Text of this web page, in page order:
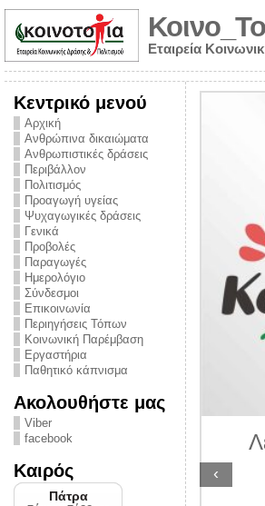
Εταιρεία
Κεντρικό μενού
Αρχική
Ανθρώπινα δικαιώματα
Ανθρωπιστικές δράσεις
Περιβάλλον
Πολιτισμός
Προαγωγή υγείας
Ψυχαγωγικές δράσεις
Γενικά
Προβολές
Παραγωγές
Ημερολόγιο
Σύνδεσμοι
Επικοινωνία
Περιηγήσεις Τόπων
Κοινωνική Παρέμβαση
Εργαστήρια
Παθητικό κάπνισμα
Ακολουθήστε μας
Viber
facebook
Καιρός
από την
την ημέρα
και
στο
2026
‹